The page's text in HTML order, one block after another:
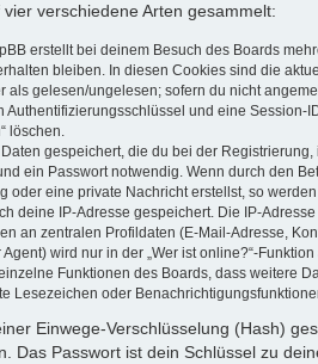
verschiedene Arten gesammelt:
erstellt bei deinem Besuch des Boards
bleiben. In diesen Cookies sind die
als gelesen/ungelesen; sofern du nicht
Authentifizierungsschlüssel und eine
löschen.
gespeichert, die du bei der
ein Passwort notwendig. Wenn durch den
oder eine private Nachricht erstellst, so
deine IP-Adresse gespeichert. Die IP-
an zentralen Profildaten (E-Mail-Adresse,
wird nur in der „Wer ist online?“-
Funktionen des Boards, dass weitere
Lesezeichen oder
Einwege-Verschlüsselung (Hash)
Das Passwort ist dein Schlüssel zu